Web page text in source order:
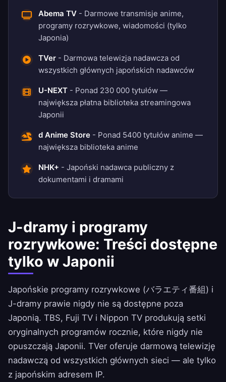
Abema TV - Darmowe transmisje anime,
programy rozrywkowe, wiadomości (tylko
Japonia)
TVer - Darmowa telewizja nadawcza od
wszystkich głównych japońskich nadawców
U-NEXT - Ponad 230 000 tytułów —
największa płatna biblioteka streamingowa
Japonii
d Anime Store - Ponad 5400 tytułów anime —
największa biblioteka anime
NHK+ - Japoński nadawca publiczny z
dokumentami i dramami
J-dramy i programy
rozrywkowe: Treści dostępne
tylko w Japonii
Japońskie programy rozrywkowe (バラエティ番組) i
J-dramy prawie nigdy nie są dostępne poza
Japonią. TBS, Fuji TV i Nippon TV produkują setki
oryginalnych programów rocznie, które nigdy nie
opuszczają Japonii. TVer oferuje darmową telewizję
nadawczą od wszystkich głównych sieci — ale tylko
z japońskim adresem IP.